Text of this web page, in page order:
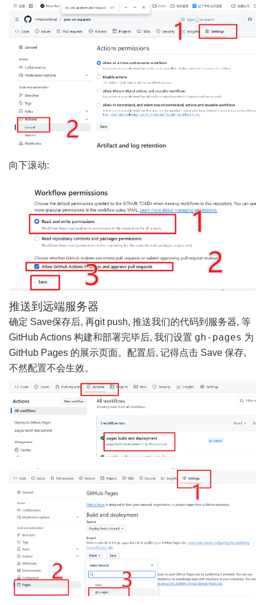
向下滚动:
推送到远端服务器
确定 Save保存后, 再git push, 推送我们的代码到服务器, 等
GitHub Actions 构建和部署完毕后, 我们设置 gh-pages 为
GitHub Pages 的展示页面。配置后, 记得点击 Save 保存,
不然配置不会生效。